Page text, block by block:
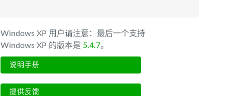
Windows XP 用户请注意：最后一个支持
Windows XP 的版本是 5.4.7。
说明手册
提供反馈